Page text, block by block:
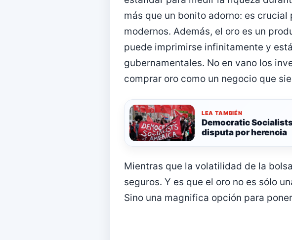
más que un bonito adorno: es
modernos. Además, el oro es un
puede imprimirse infinitamente y
gubernamentales. No en vano los
comprar oro como un negocio que
LEA TAMBIÉN
Democratic
disputa por herencia
Mientras que la volatilidad de la
seguros. Y es que el oro no es sólo
Sino una magnifica opción para